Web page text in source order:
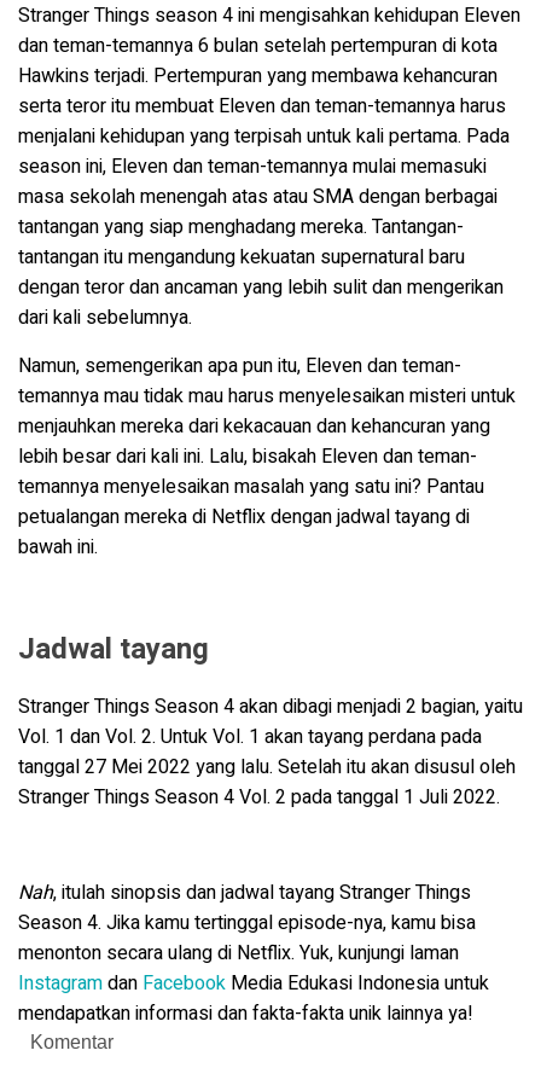
Stranger Things season 4 ini mengisahkan kehidupan Eleven
dan teman-temannya 6 bulan setelah pertempuran di kota
Hawkins terjadi. Pertempuran yang membawa kehancuran
serta teror itu membuat Eleven dan teman-temannya harus
menjalani kehidupan yang terpisah untuk kali pertama. Pada
season ini, Eleven dan teman-temannya mulai memasuki
masa sekolah menengah atas atau SMA dengan berbagai
tantangan yang siap menghadang mereka. Tantangan-
tantangan itu mengandung kekuatan supernatural baru
dengan teror dan ancaman yang lebih sulit dan mengerikan
dari kali sebelumnya.
Namun, semengerikan apa pun itu, Eleven dan teman-
temannya mau tidak mau harus menyelesaikan misteri untuk
menjauhkan mereka dari kekacauan dan kehancuran yang
lebih besar dari kali ini. Lalu, bisakah Eleven dan teman-
temannya menyelesaikan masalah yang satu ini? Pantau
petualangan mereka di Netflix dengan jadwal tayang di
bawah ini.
Jadwal tayang
Stranger Things Season 4 akan dibagi menjadi 2 bagian, yaitu
Vol. 1 dan Vol. 2. Untuk Vol. 1 akan tayang perdana pada
tanggal 27 Mei 2022 yang lalu. Setelah itu akan disusul oleh
Stranger Things Season 4 Vol. 2 pada tanggal 1 Juli 2022.
Nah, itulah sinopsis dan jadwal tayang Stranger Things
Season 4. Jika kamu tertinggal episode-nya, kamu bisa
menonton secara ulang di Netflix. Yuk, kunjungi laman
Instagramdan Facebook Media Edukasi Indonesia untuk
mendapatkan informasi dan fakta-fakta unik lainnya ya!
Komentar